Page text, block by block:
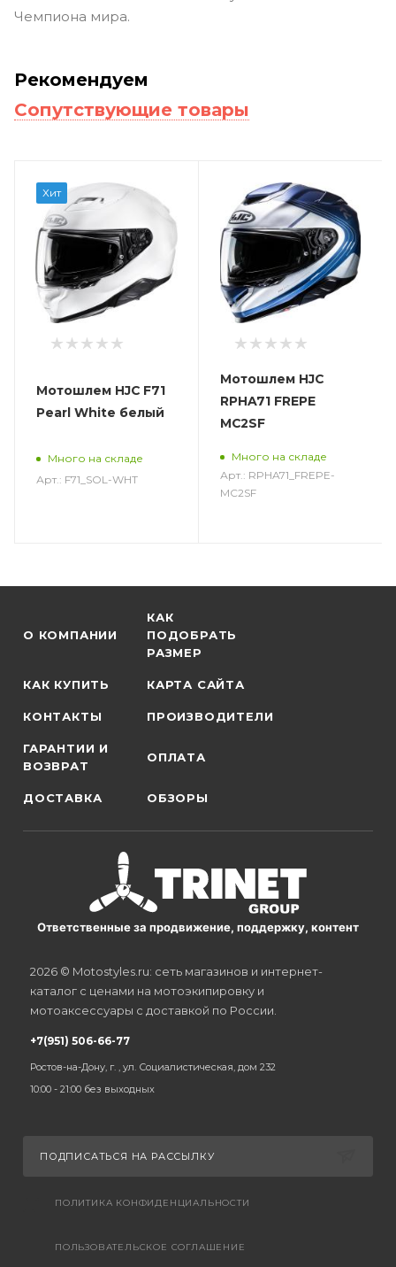
Чемпиона мира.
Рекомендуем
Сопутствующие товары
Хит
Мотошлем HJC F71
Pearl White белый
Много на складе
Арт.: F71_SOL-WHT
Мотошлем HJC
RPHA71 FREPE
MC2SF
Много на складе
Арт.: RPHA71_FREPE-
MC2SF
О КОМПАНИИ
КАК
ПОДОБРАТЬ
РАЗМЕР
КАК КУПИТЬ КАРТА САЙТА
КОНТАКТЫ ПРОИЗВОДИТЕЛИ
ГАРАНТИИ И
ВОЗВРАТ
ОПЛАТА
ДОСТАВКА ОБЗОРЫ
Ответственные за продвижение, поддержку, контент
2026 © Motostyles.ru: сеть магазинов и интернет-
каталог с ценами на мотоэкипировку и
мотоаксессуары с доставкой по России.
+7(951) 506-66-77
Ростов-на-Дону, г. , ул. Социалистическая, дом 232
10:00 - 21:00 без выходных
ПОДПИСАТЬСЯ НА РАССЫЛКУ
ПОЛИТИКА КОНФИДЕНЦИАЛЬНОСТИ
ПОЛЬЗОВАТЕЛЬСКОЕ СОГЛАШЕНИЕ